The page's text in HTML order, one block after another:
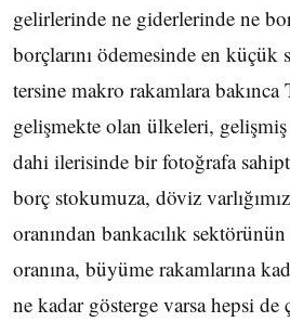
gelirlerinde ne giderlerinde ne
borçlarını ödemesinde en küçük
tersine makro rakamlara bakınca
gelişmekte olan ülkeleri,
dahi ilerisinde bir fotoğrafa
borç stokumuza, döviz
oranından bankacılık
oranına, büyüme rakamlarına
ne kadar gösterge varsa hepsi